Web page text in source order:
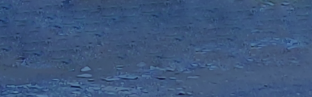
premium bootstrap themes